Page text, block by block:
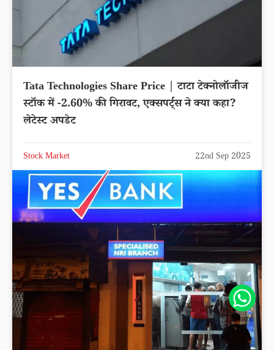
Tata Technologies Share Price | टाटा टेक्नोलॉजीज
स्टॉक में -2.60% की गिरावट, एक्सपर्ट्स ने क्या कहा?
लेटेस्ट अपडेट
Stock Market 22nd Sep 2025
Share